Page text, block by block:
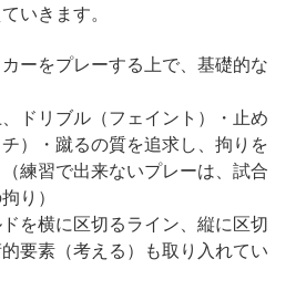
いきます。
ーをプレーする上で、基礎的な
ドリブル（フェイント）・止め
）・蹴るの質を追求し、拘りを
練習で出来ないプレーは、試合
り）
を横に区切るライン、縦に区切
要素（考える）も取り入れてい